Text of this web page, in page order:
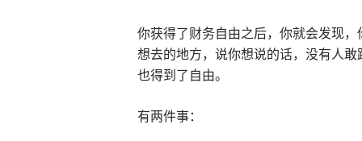
你获得了财务自由之后，你就会发现
想去的地方，说你想说的话，没有人
也得到了自由。
有两件事：